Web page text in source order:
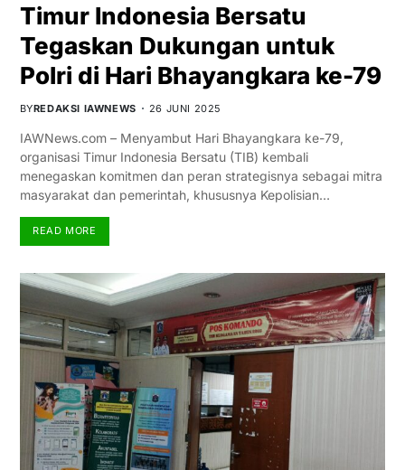
Timur Indonesia Bersatu
Tegaskan Dukungan untuk
Polri di Hari Bhayangkara ke-79
BYREDAKSI IAWNEWS 26 JUNI 2025
IAWNews.com – Menyambut Hari Bhayangkara ke-79,
organisasi Timur Indonesia Bersatu (TIB) kembali
menegaskan komitmen dan peran strategisnya sebagai mitra
masyarakat dan pemerintah, khususnya Kepolisian…
READ MORE